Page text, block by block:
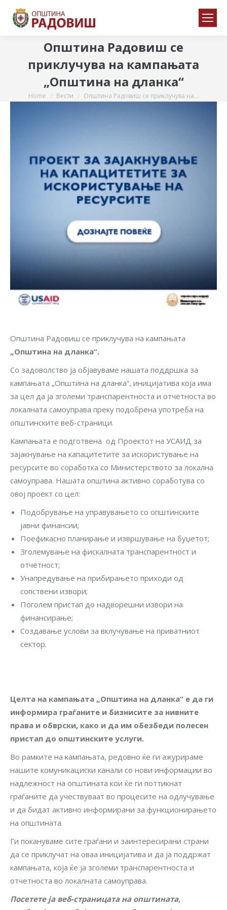
Општина Радовиш се
приклучува на кампањата
„Општина на дланка“
You are here:
Home Вести Општина Радовиш се приклучува на…
Општина Радовиш се приклучува на кампањата
„Општина на дланка“.
Со задоволство ја објавуваме нашата поддршка за
кампањата „Општина на дланка“, иницијатива која има
за цел да ја зголеми транспарентноста и отчетноста во
локалната самоуправа преку подобрена употреба на
општинските веб-страници.
Кампањата е подготвена од Проектот на УСАИД за
зајакнување на капацитетите за искористување на
ресурсите во соработка со Министерството за локална
самоуправа. Нашата општина активно соработува со
овој проект со цел:
Подобрување на управувањето со општинските
јавни финансии;
Поефикасно планирање и извршување на буџетот;
Зголемување на фискалната транспарентност и
отчетност;
Унапредување на прибирањето приходи од
сопствени извори;
Поголем пристап до надворешни извори на
финансирање;
Создавање услови за вклучување на приватниот
сектор.
Целта на кампањата „Општина на дланка“ е да ги
информира граѓаните и бизнисите за нивните
права и обврски, како и да им обезбеди полесен
пристап до општинските услуги.
Во рамките на кампањата, редовно ќе ги ажурираме
нашите комуникациски канали со нови информации во
надлежност на општината кои ќе ги поттикнат
граѓаните да учествуваат во процесите на одлучување
и да бидат активно информирани за функционирањето
на општината.
Ги покануваме сите граѓани и заинтересирани страни
да се приклучат на оваа иницијатива и да ја поддржат
кампањата, која ќе ја зголеми транспарентноста и
отчетноста во локалната самоуправа.
Посетете ја веб-страницата на општината,